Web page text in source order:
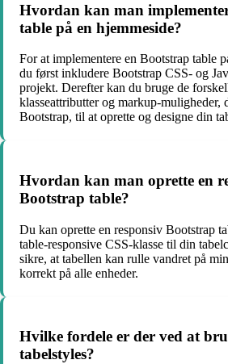
Hvordan kan man
table på en hjemmeside?
For at implementere en Bootstrap table
du først inkludere Bootstrap CSS- og
projekt. Derefter kan du bruge de
klasseattributter og markup-muligheder,
Bootstrap, til at oprette og designe din
Hvordan kan man oprette en
Bootstrap table?
Du kan oprette en responsiv Bootstrap
table-responsive CSS-klasse til din
sikre, at tabellen kan rulle vandret på
korrekt på alle enheder.
Hvilke fordele er der ved at
tabelstyles?